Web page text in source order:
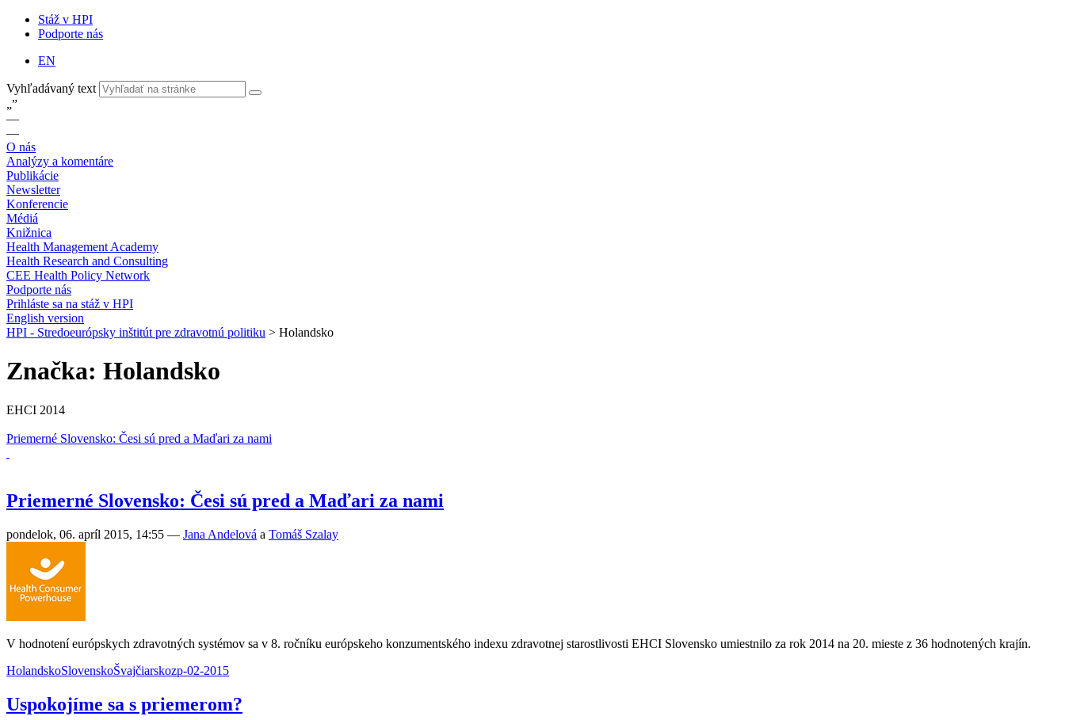
Stáž v HPI
Podporte nás
EN
Vyhľadávaný text
„”
—
—
O nás
Analýzy a komentáre
Publikácie
Newsletter
Konferencie
Médiá
Knižnica
Health Management Academy
Health Research and Consulting
CEE Health Policy Network
Podporte nás
Prihláste sa na stáž v HPI
English version
HPI - Stredoeurópsky inštitút pre zdravotnú politiku > Holandsko
Značka: Holandsko
EHCI 2014
Priemerné Slovensko: Česi sú pred a Maďari za nami
Priemerné Slovensko: Česi sú pred a Maďari za nami
pondelok, 06. apríl 2015, 14:55 — Jana Andelová a Tomáš Szalay
V hodnotení európskych zdravotných systémov sa v 8. ročníku európskeho konzumentského indexu zdravotnej starostlivosti EHCI Slovensko umiestnilo za rok 2014 na 20. mieste z 36 hodnotených krajín.
HolandskoSlovenskoŠvajčiarskozp-02-2015
Uspokojíme sa s priemerom?